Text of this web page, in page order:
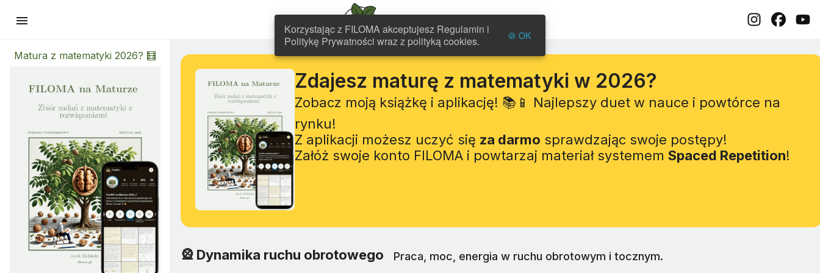
menu FILOMA
Matura z matematyki 2026? 🧮
Zdajesz maturę z matematyki w 2026?
Zobacz moją książkę i aplikację! 📚📱 Najlepszy duet w nauce i powtórce na
rynku!
Z aplikacji możesz uczyć się za darmo sprawdzając swoje postępy!
Załóż swoje konto FILOMA i powtarzaj materiał systemem Spaced Repetition!
🎡 Dynamika ruchu obrotowego Praca, moc, energia w ruchu obrotowym i tocznym.
Korzystając z FILOMA akceptujesz Regulamin i
Politykę Prywatności wraz z polityką cookies.
🍪 OK